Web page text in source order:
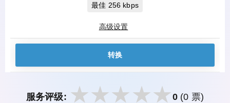
最佳 256 kbps
高级设置
转换
服务评级: 0 (0 票)